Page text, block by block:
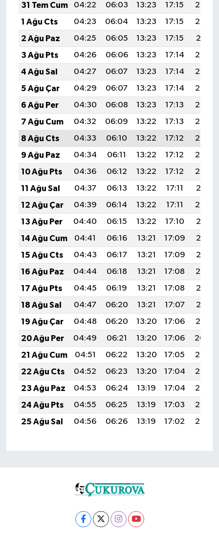
31 Tem Cum
04:22 06:03 13:23 17:15
20:33
1 Ağu Cts
04:23 06:04 13:23 17:15
20:32
2 Ağu Paz
04:25 06:05 13:23 17:15
20:31
3 Ağu Pts
04:26 06:06 13:23 17:14
20:30
4 Ağu Sal
04:27 06:07 13:23 17:14
20:29
5 Ağu Çar
04:29 06:07 13:23 17:14
20:28
6 Ağu Per
04:30 06:08 13:23 17:13
20:27
7 Ağu Cum
04:32 06:09 13:22 17:13
20:26
8 Ağu Cts
04:33 06:10 13:22 17:12
20:25
9 Ağu Paz
04:34 06:11 13:22 17:12
20:23
10 Ağu Pts
04:36 06:12 13:22 17:12
20:22
11 Ağu Sal
04:37 06:13 13:22 17:11
20:21
12 Ağu Çar
04:39 06:14 13:22 17:11
20:20
13 Ağu Per
04:40 06:15 13:22 17:10
20:18
14 Ağu Cum
04:41 06:16 13:21 17:09
20:17
15 Ağu Cts
04:43 06:17 13:21 17:09
20:16
16 Ağu Paz
04:44 06:18 13:21 17:08
20:14
17 Ağu Pts
04:45 06:19 13:21 17:08
20:13
18 Ağu Sal
04:47 06:20 13:21 17:07
20:12
19 Ağu Çar
04:48 06:20 13:20 17:06
20:10
20 Ağu Per
04:49 06:21 13:20 17:06
20:09
21 Ağu Cum
04:51 06:22 13:20 17:05
20:07
22 Ağu Cts
04:52 06:23 13:20 17:04
20:06
23 Ağu Paz
04:53 06:24 13:19 17:04
20:05
24 Ağu Pts
04:55 06:25 13:19 17:03
20:03
25 Ağu Sal
04:56 06:26 13:19 17:02 20:02